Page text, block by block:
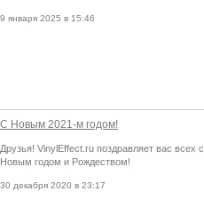
9 января 2025 в 15:46
С Новым 2021-м годом!
Друзья! VinylEffect.ru поздравляет вас всех с
Новым годом и Рождеством!
30 декабря 2020 в 23:17